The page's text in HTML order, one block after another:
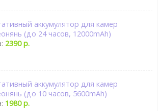
аккумулятор для камер
(до 24 часов, 12000mAh)
2390 р.
аккумулятор для камер
(до 10 часов, 5600mAh)
1980 р.